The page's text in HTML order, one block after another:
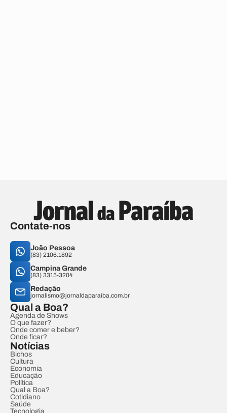
Contate-nos
João Pessoa
(83) 2106.1892
Campina Grande
(83) 3315-3204
Redação
jornalismo@jornaldaparaiba.com.br
Qual a Boa?
Agenda de Shows
O que fazer?
Onde comer e beber?
Onde ficar?
Notícias
Bichos
Cultura
Economia
Educação
Política
Qual a Boa?
Cotidiano
Saúde
Tecnologia